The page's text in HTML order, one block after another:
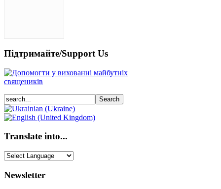
Підтримайте/Support Us
Translate into...
Newsletter